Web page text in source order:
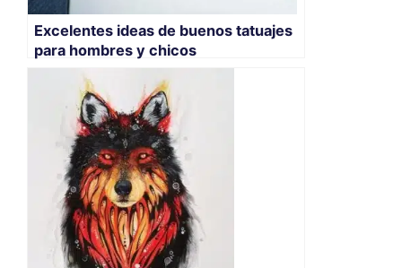
Excelentes ideas de buenos tatuajes
para hombres y chicos